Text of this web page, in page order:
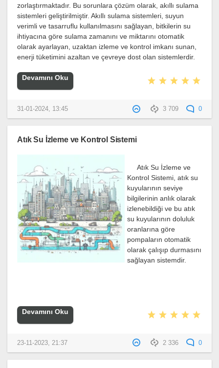
zorlaştırmaktadır. Bu sorunlara çözüm olarak, akıllı sulama
sistemleri geliştirilmiştir. Akıllı sulama sistemleri, suyun
verimli ve tasarruflu kullanılmasını sağlayan, bitkilerin su
ihtiyacına göre sulama zamanını ve miktarını otomatik
olarak ayarlayan, uzaktan izleme ve kontrol imkanı sunan,
enerji tüketimini azaltan ve çevreye dost olan sistemlerdir.
Devamını Oku
3 709 0
31-01-2024, 13:45
Atık Su İzleme ve Kontrol Sistemi
Atık Su İzleme ve
Kontrol Sistemi, atık su
kuyularının seviye
bilgilerinin anlık olarak
izlenebildiği ve bu atık
su kuyularının doluluk
oranlarına göre
pompaların otomatik
olarak çalışıp durmasını
sağlayan sistemdir.
Devamını Oku
2 336 0
23-11-2023, 21:37